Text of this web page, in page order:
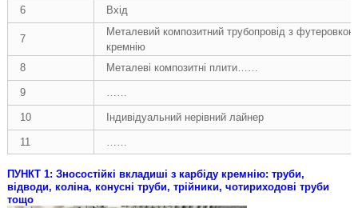
6 Вхід
7
Металевий композитний трубопровід з футеровкою
кремнію
8
Металеві композитні плити……
9 ……
10 Індивідуальний нерівний лайнер
11 ……
ПУНКТ 1: Зносостійкі вкладиші з карбіду кремнію: труби,
відводи, коліна, конусні труби, трійники, чотириходові труби
тощо